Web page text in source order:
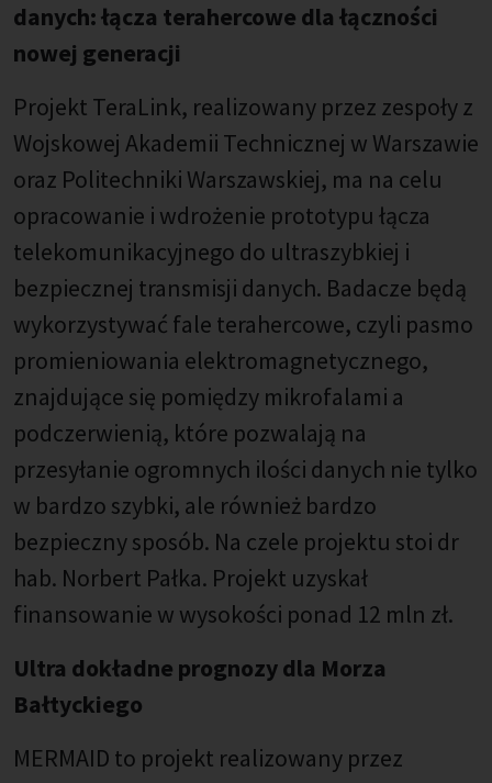
danych: łącza terahercowe dla łączności
nowej generacji
Projekt TeraLink, realizowany przez zespoły z
Wojskowej Akademii Technicznej w Warszawie
oraz Politechniki Warszawskiej, ma na celu
opracowanie i wdrożenie prototypu łącza
telekomunikacyjnego do ultraszybkiej i
bezpiecznej transmisji danych. Badacze będą
wykorzystywać fale terahercowe, czyli pasmo
promieniowania elektromagnetycznego,
znajdujące się pomiędzy mikrofalami a
podczerwienią, które pozwalają na
przesyłanie ogromnych ilości danych nie tylko
w bardzo szybki, ale również bardzo
bezpieczny sposób. Na czele projektu stoi dr
hab. Norbert Pałka. Projekt uzyskał
finansowanie w wysokości ponad 12 mln zł.
Ultra dokładne prognozy dla Morza
Bałtyckiego
MERMAID to projekt realizowany przez